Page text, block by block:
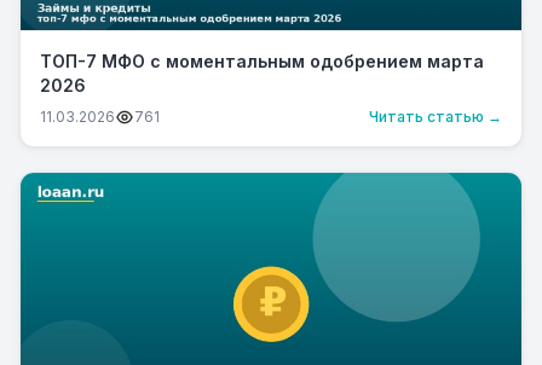
ТОП-7 МФО с моментальным одобрением марта
2026
11.03.2026 761 Читать статью →